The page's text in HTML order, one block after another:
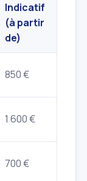
Indicatif
(à partir
de)
850 €
1 600 €
700 €